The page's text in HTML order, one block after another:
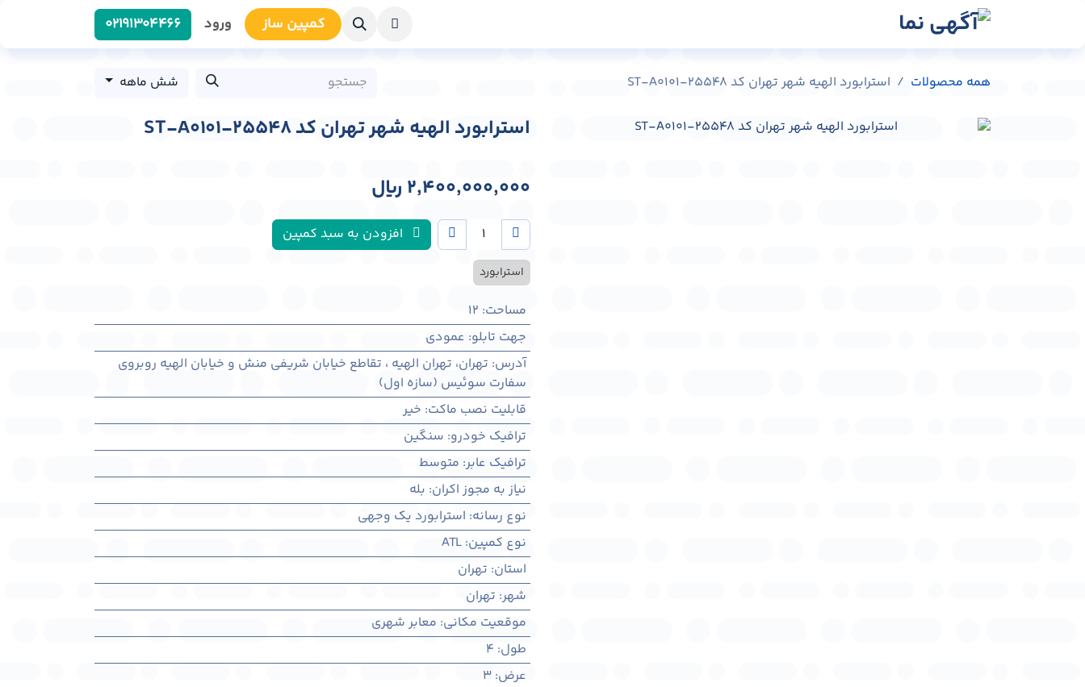
کمپین سا​​ز ورود 0219​1304466
همه محصولات استرابورد الهیه شهر تهران کد ST-A0101-25548 شش ماهه
استرابورد الهیه شهر تهران کد ST-A0101-25548
2,400,000,000 ﷼
افزودن به سبد کمپین
استرابورد
مساحت:
12
جهت تابلو: عمودی
آدرس: تهران، تهران الهیه ، تقاطع خیابان شریفی منش و خیابان الهیه روبروی
سفارت سوئیس (سازه اول)
قابلیت نصب ماکت: خیر
ترافیک خودرو: سنگین
ترافیک عابر: متوسط
نیاز به مجوز اکران: بله
نوع رسانه: استرابورد یک وجهی
نوع کمپین:
ATL
استان: تهران
شهر: تهران
موقعیت مکانی: معابر شهری
طول:
4
عرض:
3